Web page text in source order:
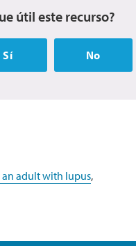
útil este recurso?
Sí No
an adult with lupus,